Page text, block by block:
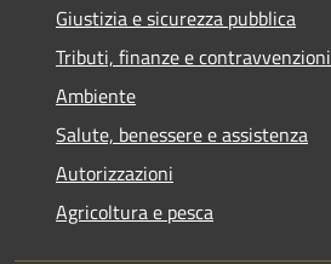
Giustizia e sicurezza pubblica
Tributi, finanze e contravvenzioni
Ambiente
Salute, benessere e assistenza
Autorizzazioni
Agricoltura e pesca